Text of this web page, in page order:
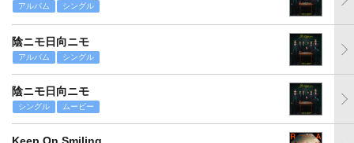
アルバム シングル
陰ニモ日向ニモ
アルバム シングル
陰ニモ日向ニモ
シングル ムービー